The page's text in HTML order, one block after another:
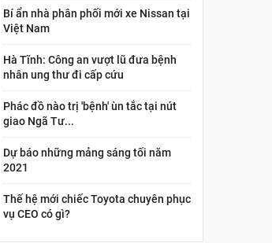
Bí ẩn nhà phân phối mới xe Nissan tại
Việt Nam
Hà Tĩnh: Công an vượt lũ đưa bệnh
nhân ung thư đi cấp cứu
Phác đồ nào trị 'bệnh' ùn tắc tại nút
giao Ngã Tư...
Dự báo những mảng sáng tối năm
2021
Thế hệ mới chiếc Toyota chuyên phục
vụ CEO có gì?